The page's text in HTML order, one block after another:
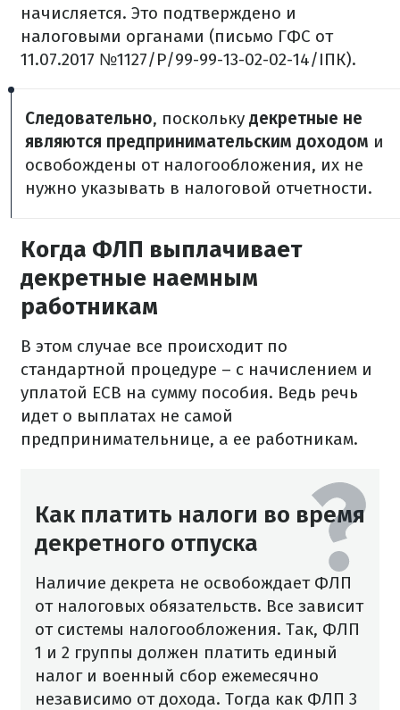
начисляется. Это подтверждено и
налоговыми органами (письмо ГФС от
11.07.2017 №1127/Р/99-99-13-02-02-14/ІПК).
Следовательно, поскольку декретные не
являются предпринимательским доходом и
освобождены от налогообложения, их не
нужно указывать в налоговой отчетности.
Когда ФЛП выплачивает
декретные наемным
работникам
В этом случае все происходит по
стандартной процедуре – с начислением и
уплатой ЕСВ на сумму пособия. Ведь речь
идет о выплатах не самой
предпринимательнице, а ее работникам.
Как платить налоги во время
декретного отпуска
Наличие декрета не освобождает ФЛП
от налоговых обязательств. Все зависит
от системы налогообложения. Так, ФЛП
1 и 2 группы должен платить единый
налог и военный сбор ежемесячно
независимо от дохода. Тогда как ФЛП 3